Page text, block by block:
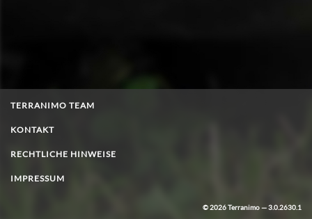
TERRANIMO TEAM
KONTAKT
RECHTLICHE HINWEISE
IMPRESSUM
© 2026 Terranimo — 3.0.2630.1